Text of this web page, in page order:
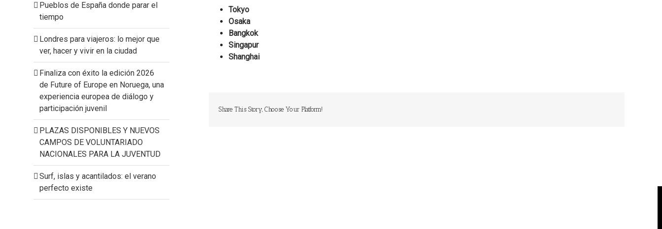
Tokyo
Osaka
Bangkok
Singapur
Shanghai
Share This Story, Choose Your Platform!
Pueblos de España donde parar el
tiempo
Londres para viajeros: lo mejor que
ver, hacer y vivir en la ciudad
Finaliza con éxito la edición 2026
de Future of Europe en Noruega, una
experiencia europea de diálogo y
participación juvenil
PLAZAS DISPONIBLES Y NUEVOS
CAMPOS DE VOLUNTARIADO
NACIONALES PARA LA JUVENTUD
Surf, islas y acantilados: el verano
perfecto existe